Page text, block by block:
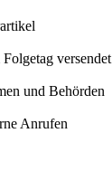
versendet
und Behörden
Anrufen